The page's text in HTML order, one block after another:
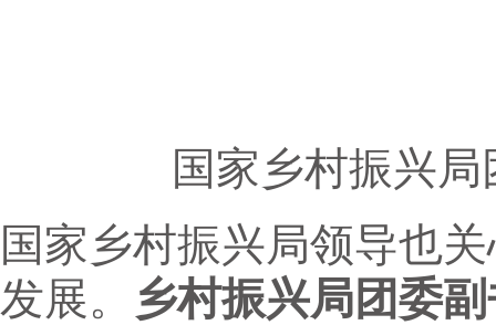
国家乡村振兴
国家乡村振兴局领导也
发展。
乡村振兴局团委